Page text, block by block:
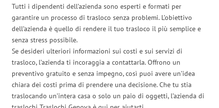
Tutti i dipendenti dell’azienda sono esperti e formati per
garantire un processo di trasloco senza problemi. L’obiettivo
dell’azienda è quello di rendere il tuo trasloco il più semplice e
senza stress possibile.
Se desideri ulteriori informazioni sui costi e sui servizi di
trasloco, l’azienda ti incoraggia a contattarla. Offrono un
preventivo gratuito e senza impegno, così puoi avere un’idea
chiara dei costi prima di prendere una decisione. Che tu stia
traslocando un’intera casa o solo un paio di oggetti, l’azienda di